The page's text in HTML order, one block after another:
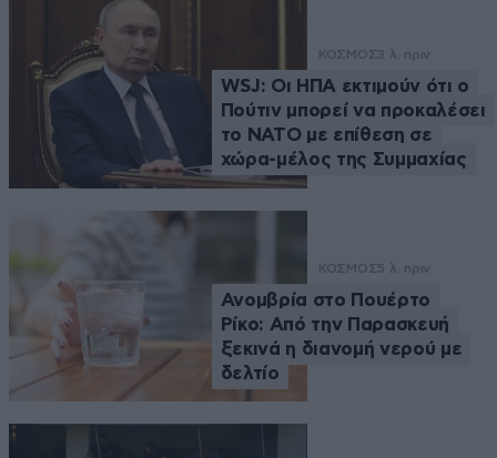
ΚΟΣΜΟΣ3 λ. πριν
WSJ: Οι ΗΠΑ εκτιμούν ότι ο
Πούτιν μπορεί να προκαλέσει
το ΝΑΤΟ με επίθεση σε
χώρα-μέλος της Συμμαχίας
ΚΟΣΜΟΣ5 λ. πριν
Ανομβρία στο Πουέρτο
Ρίκο: Από την Παρασκευή
ξεκινά η διανομή νερού με
δελτίο